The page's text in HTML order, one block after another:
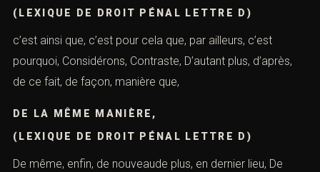
(LEXIQUE DE DROIT PÉNAL LETTRE D)
c’est ainsi que, c’est pour cela que, par ailleurs, c’est
pourquoi, Considérons, Contraste, D’autant plus, d’après,
de ce fait, de façon, manière que,
DE LA MÊME MANIÈRE,
(LEXIQUE DE DROIT PÉNAL LETTRE D)
De même, enfin, de nouveaude plus, en dernier lieu, De